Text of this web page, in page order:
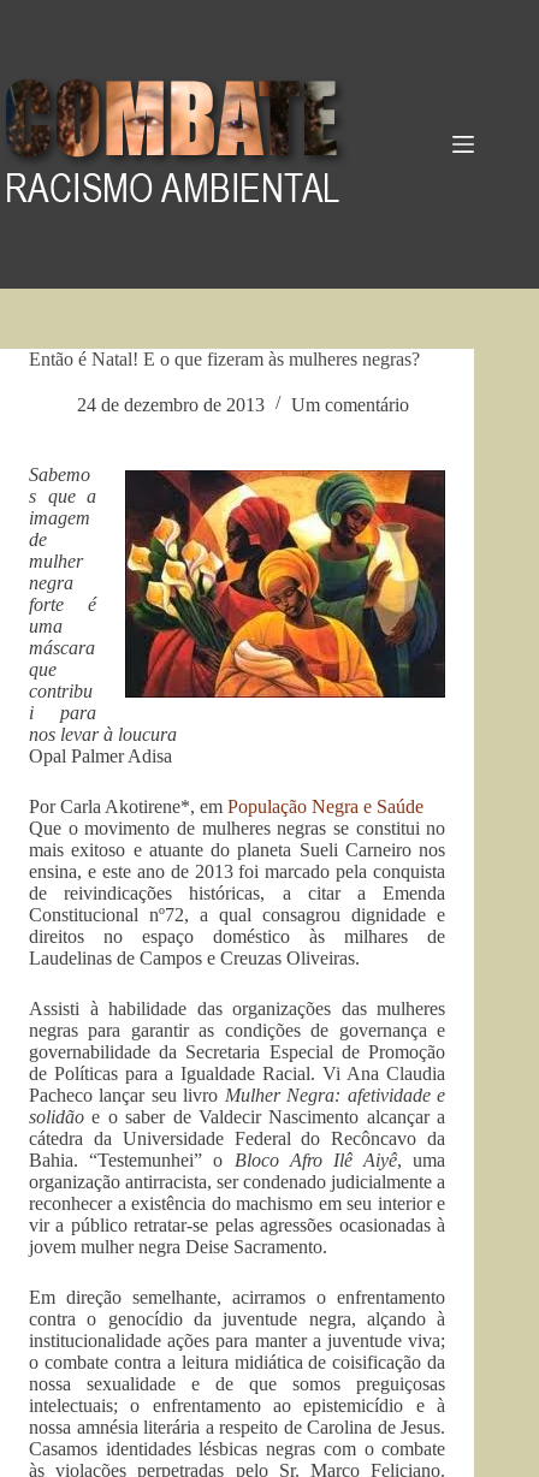
Então é Natal! E o que fizeram às mulheres negras?
24 de dezembro de 2013 Um comentário
Sabemo
s que a
imagem
de
mulher
negra
forte é
uma
máscara
que
contribu
i para
nos levar à loucura
Opal Palmer Adisa
Por Carla Akotirene*, em População Negra e Saúde
Que o movimento de mulheres negras se constitui no
mais exitoso e atuante do planeta Sueli Carneiro nos
ensina, e este ano de 2013 foi marcado pela conquista
de reivindicações históricas, a citar a Emenda
Constitucional nº72, a qual consagrou dignidade e
direitos no espaço doméstico às milhares de
Laudelinas de Campos e Creuzas Oliveiras.
Assisti à habilidade das organizações das mulheres
negras para garantir as condições de governança e
governabilidade da Secretaria Especial de Promoção
de Políticas para a Igualdade Racial. Vi Ana Claudia
Pacheco lançar seu livro Mulher Negra: afetividade e
solidãoe o saber de Valdecir Nascimento alcançar a
cátedra da Universidade Federal do Recôncavo da
Bahia. “Testemunhei” o Bloco Afro Ilê Aiyê, uma
organização antirracista, ser condenado judicialmente a
reconhecer a existência do machismo em seu interior e
vir a público retratar-se pelas agressões ocasionadas à
jovem mulher negra Deise Sacramento.
Em direção semelhante, acirramos o enfrentamento
contra o genocídio da juventude negra, alçando à
institucionalidade ações para manter a juventude viva;
o combate contra a leitura midiática de coisificação da
nossa sexualidade e de que somos preguiçosas
intelectuais; o enfrentamento ao epistemicídio e à
nossa amnésia literária a respeito de Carolina de Jesus.
Casamos identidades lésbicas negras com o combate
às violações perpetradas pelo Sr. Marco Feliciano.